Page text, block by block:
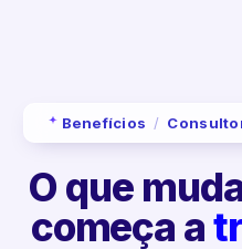
Benefícios /
O que
começa a